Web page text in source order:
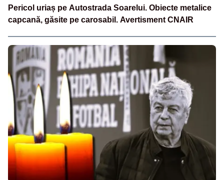
Pericol uriaș pe Autostrada Soarelui. Obiecte metalice
capcană, găsite pe carosabil. Avertisment CNAIR